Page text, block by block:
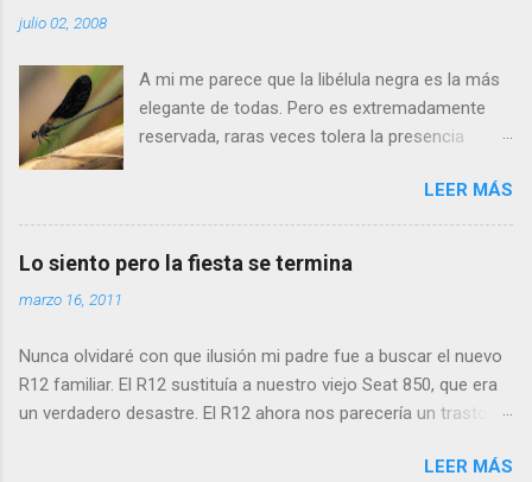
julio 02, 2008
A mi me parece que la libélula negra es la más
elegante de todas. Pero es extremadamente
reservada, raras veces tolera la presencia
acercais más, se alejará tranquilamente dando
aletazos grandes y perezosos, como si tuviera
las alas de terciopelo. Yo pensaba que no podía
considera una amenaza especialmente grave y
se marcha, pero con desgana. De todos
modos, para poder fotografiarla hay que tener
LEER MÁS
Lo siento pero la fiesta se termina
marzo 16, 2011
Nunca olvidaré con que ilusión mi padre fue a buscar el nuevo
R12 familiar. El R12 sustituía a nuestro viejo Seat 850, que era
un verdadero desastre. El R12 ahora nos parecería un trasto
espacioso (aunque yo, que era el pequeño, tenía que viajar en
LEER MÁS